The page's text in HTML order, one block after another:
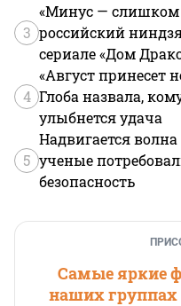
3
«Минус — слишком
российский
сериале «Дом
4
«Август принесет
Глоба назвала,
улыбнется удача
5
Надвигается
ученые
безопасность
Самые яркие
наших группах